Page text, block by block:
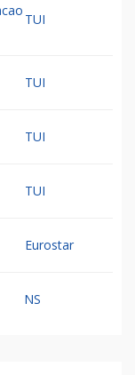
TUI
TUI
TUI
TUI
Eurostar
NS